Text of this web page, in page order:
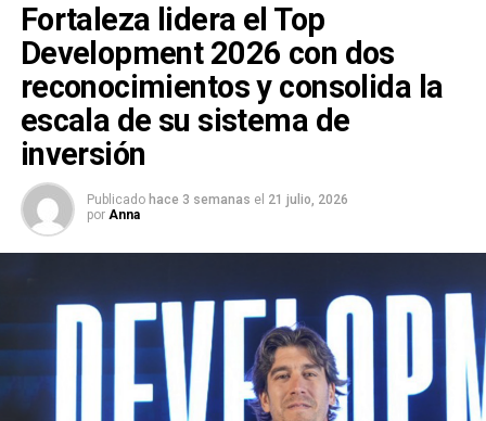
Fortaleza lidera el Top
Development 2026 con dos
reconocimientos y consolida la
escala de su sistema de
inversión
Publicado hace 3 semanas el 21 julio, 2026
por Anna